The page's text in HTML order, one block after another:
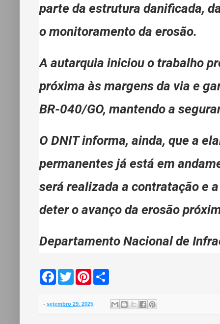
parte da estrutura danificada,
o monitoramento da erosão.
A autarquia iniciou o trabalho
próxima às margens da via e
BR-040/GO, mantendo a
O DNIT informa, ainda, que a
permanentes já está em
será realizada a contratação e
deter o avanço da erosão
Departamento Nacional de
F
b
T
w
t
P
e
e
- setembro 29, 2025